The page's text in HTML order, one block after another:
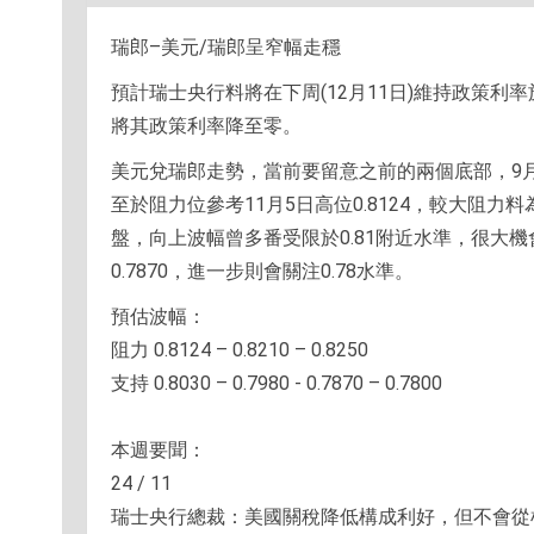
瑞郎–美元/瑞郎呈窄幅走穩
預計瑞士央行料將在下周(12月11日)維持政策利
將其政策利率降至零。
美元兌瑞郎走勢，當前要留意之前的兩個底部，
至於阻力位參考11月5日高位0.8124，較大阻力
盤，向上波幅曾多番受限於0.81附近水準，很大
0.7870，進一步則會關注0.78水準。
預估波幅：
阻力 0.8124 – 0.8210 – 0.8250
支持 0.8030 – 0.7980 - 0.7870 – 0.7800
本週要聞：
24 / 11
瑞士央行總裁：美國關稅降低構成利好，但不會